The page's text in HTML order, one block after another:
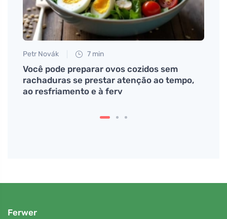
Petr Novák 7 min
Você pode preparar ovos cozidos sem
rachaduras se prestar atenção ao tempo,
ao resfriamento e à ferv
Ferwer